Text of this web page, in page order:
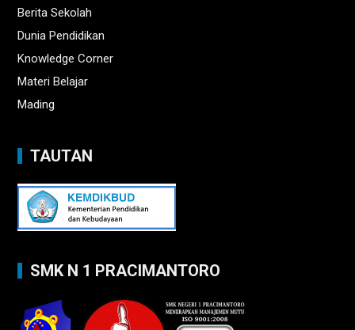
Berita Sekolah
Dunia Pendidikan
Knowledge Corner
Materi Belajar
Mading
TAUTAN
SMK N 1 PRACIMANTORO